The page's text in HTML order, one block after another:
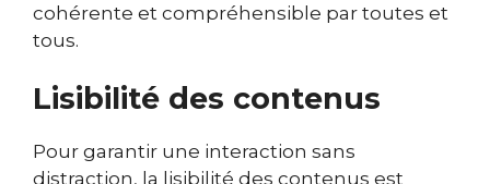
cohérente et compréhensible par toutes et
tous.
Lisibilité des contenus
Pour garantir une interaction sans
distraction, la lisibilité des contenus est